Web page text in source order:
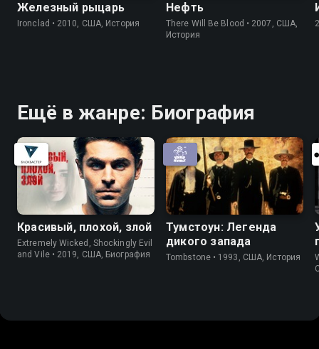
Железный рыцарь
Ironclad • 2010, США, История
Нефть
There Will Be Blood • 2007, США,
История
Ещё в жанре: Биография
Красивый, плохой, злой
Extremely Wicked, Shockingly Evil
and Vile • 2019, США, Биография
Тумстоун: Легенда
дикого запада
Tombstone • 1993, США, История